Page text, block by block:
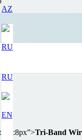
AZ
RU
Tri-Band